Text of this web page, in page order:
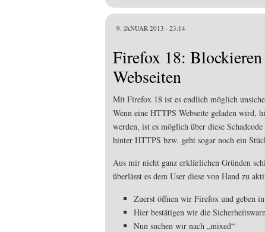
9. JANUAR 2013 · 23:14
Firefox 18:
Webseiten
Mit Firefox 18 ist es endlich möglich
Wenn eine HTTPS Webseite geladen wird,
werden, ist es möglich über diese
hinter HTTPS bzw. geht sogar noch ein
Aus mir nicht ganz erklärlichen Gründen
überlässt es dem User diese von Hand zu
Zuerst öffnen wir Firefox und geben
Hier bestätigen wir die
Nun suchen wir nach „mixed“